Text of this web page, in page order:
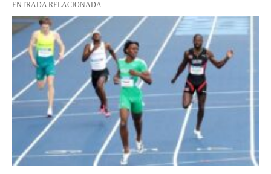
ENTRADA RELACIONADA